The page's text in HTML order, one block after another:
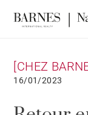
[CHEZ
16/01/2023